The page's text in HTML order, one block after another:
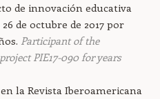
de innovación educativa
de octubre de 2017 por
Participant of the
PIE17-090 for years
en la Revista Iberoamericana